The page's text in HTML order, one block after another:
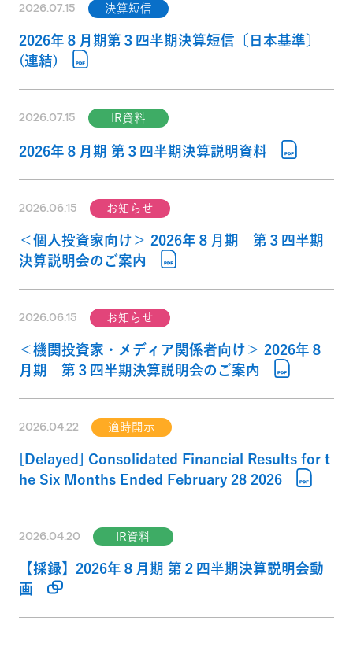
2026.07.15 決算短信
2026年８月期第３四半期決算短信〔日本基準〕
(連結)
2026.07.15 IR資料
2026年８月期 第３四半期決算説明資料
2026.06.15 お知らせ
＜個人投資家向け＞ 2026年８月期 第３四半期
決算説明会のご案内
2026.06.15 お知らせ
＜機関投資家・メディア関係者向け＞ 2026年８
月期 第３四半期決算説明会のご案内
2026.04.22 適時開示
[Delayed] Consolidated Financial Results for t
he Six Months Ended February 28 2026
2026.04.20 IR資料
【採録】2026年８月期 第２四半期決算説明会動
画